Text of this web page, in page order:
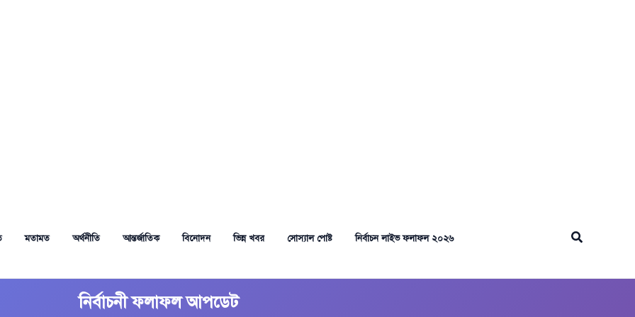
মতামত অর্থনীতি আন্তর্জাতিক বিনোদন ভিন্ন খবর সোস্যাল পোষ্ট নির্বাচন লাইভ ফলাফল ২০২৬ Search
নির্বাচনী ফলাফল আপডেট